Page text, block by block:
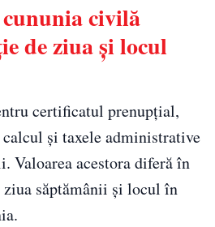
civilă
de ziua și locul
certificatul prenupțial,
și taxele administrative
Valoarea acestora diferă în
săptămânii și locul în